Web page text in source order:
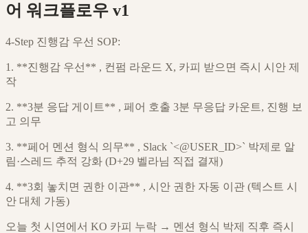
어 워크플로우 v1
4-Step 진행감 우선 SOP:
1. **진행감 우선** , 컨펌 라운드 X, 카피 받으면 즉시 시안 제
작
2. **3분 응답 게이트** , 페어 호출 3분 무응답 카운트, 진행 보
고 의무
3. **페어 멘션 형식 의무** , Slack `<@USER_ID>` 박제로 알
림·스레드 추적 강화 (D+29 벨라님 직접 결재)
4. **3회 놓치면 권한 이관** , 시안 권한 자동 이관 (텍스트 시
안 대체 가동)
오늘 첫 시연에서 KO 카피 누락 → 멘션 형식 박제 직후 즉시